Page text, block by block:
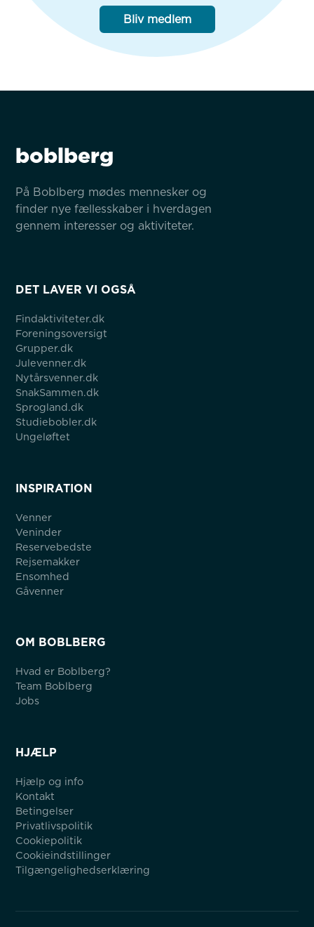
Bliv medlem
boblberg
På Boblberg mødes mennesker og
finder nye fællesskaber i hverdagen
gennem interesser og aktiviteter.
DET LAVER VI OGSÅ
Findaktiviteter.dk
Foreningsoversigt
Grupper.dk
Julevenner.dk
Nytårsvenner.dk
SnakSammen.dk
Sprogland.dk
Studiebobler.dk
Ungeløftet
INSPIRATION
Venner
Veninder
Reservebedste
Rejsemakker
Ensomhed
Gåvenner
OM BOBLBERG
Hvad er Boblberg?
Team Boblberg
Jobs
HJÆLP
Hjælp og info
Kontakt
Betingelser
Privatlivspolitik
Cookiepolitik
Cookieindstillinger
Tilgængelighedserklæring